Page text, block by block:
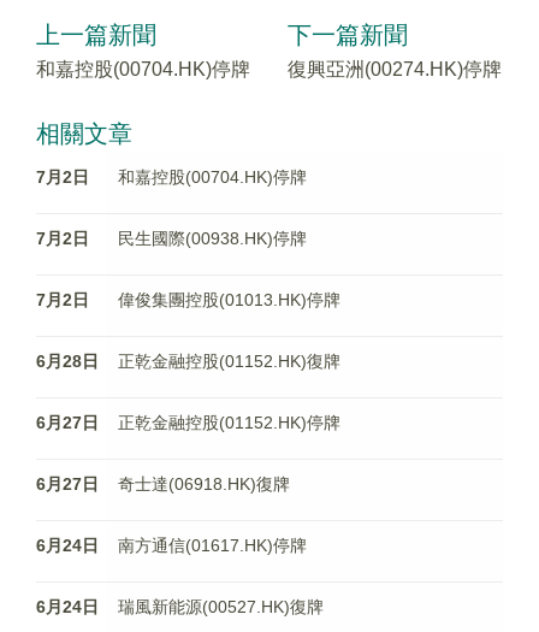
上一篇新聞
和嘉控股(00704.HK)停牌
下一篇新聞
復興亞洲(00274.HK)停牌
相關文章
7月2日 和嘉控股(00704.HK)停牌
7月2日 民生國際(00938.HK)停牌
7月2日 偉俊集團控股(01013.HK)停牌
6月28日 正乾金融控股(01152.HK)復牌
6月27日 正乾金融控股(01152.HK)停牌
6月27日 奇士達(06918.HK)復牌
6月24日 南方通信(01617.HK)停牌
6月24日 瑞風新能源(00527.HK)復牌